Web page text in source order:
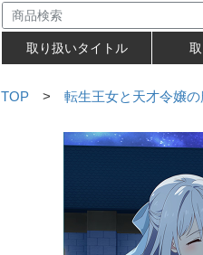
取り扱いタイトル
TOP > 転生王女と天才令嬢